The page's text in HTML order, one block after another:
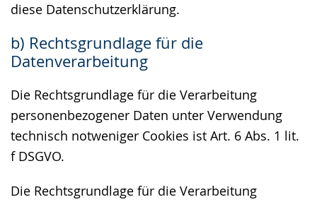
diese Datenschutzerklärung.
b) Rechtsgrundlage für die
Datenverarbeitung
Die Rechtsgrundlage für die Verarbeitung
personenbezogener Daten unter Verwendung
technisch notweniger Cookies ist Art. 6 Abs. 1 lit.
f DSGVO.
Die Rechtsgrundlage für die Verarbeitung